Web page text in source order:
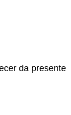
da presente